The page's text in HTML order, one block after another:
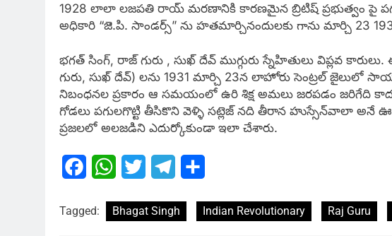
1928 లాలా లజపతి రాయ్ మరణానికి కారణమైన బ్రిటిష్ ప్రభుత్వం పై
అధికారి “జె.పి. సాండర్స్” ను హతమార్చినందులకు గాను మార్చి 23
భగత్ సింగ్, రాజ్ గురు , సుఖ్ దేవ్ ముగ్గురు స్నేహితులు విప్లవ
గురు, సుఖ్ దేవ్) లను 1931 మార్చి 23న లాహోరు సెంట్రల్ జైలులో
నిబంధనల ప్రకారం ఆ సమయంలో ఉరి శిక్ష అమలు జరపడం జరిగేది
గోడలు పగులగొట్టి తీసికొని వెళ్ళి సట్లెజ్ నది తీరాన హుస్సేన్‌వాలా
ప్రజలలో అలజడిని ఎదుర్కోకుండా ఇలా చేశారు.
FacebookWhatsApp
Twitter Telegram
Tagged: Bhagat Singh Indian Revolutionary Raj Guru